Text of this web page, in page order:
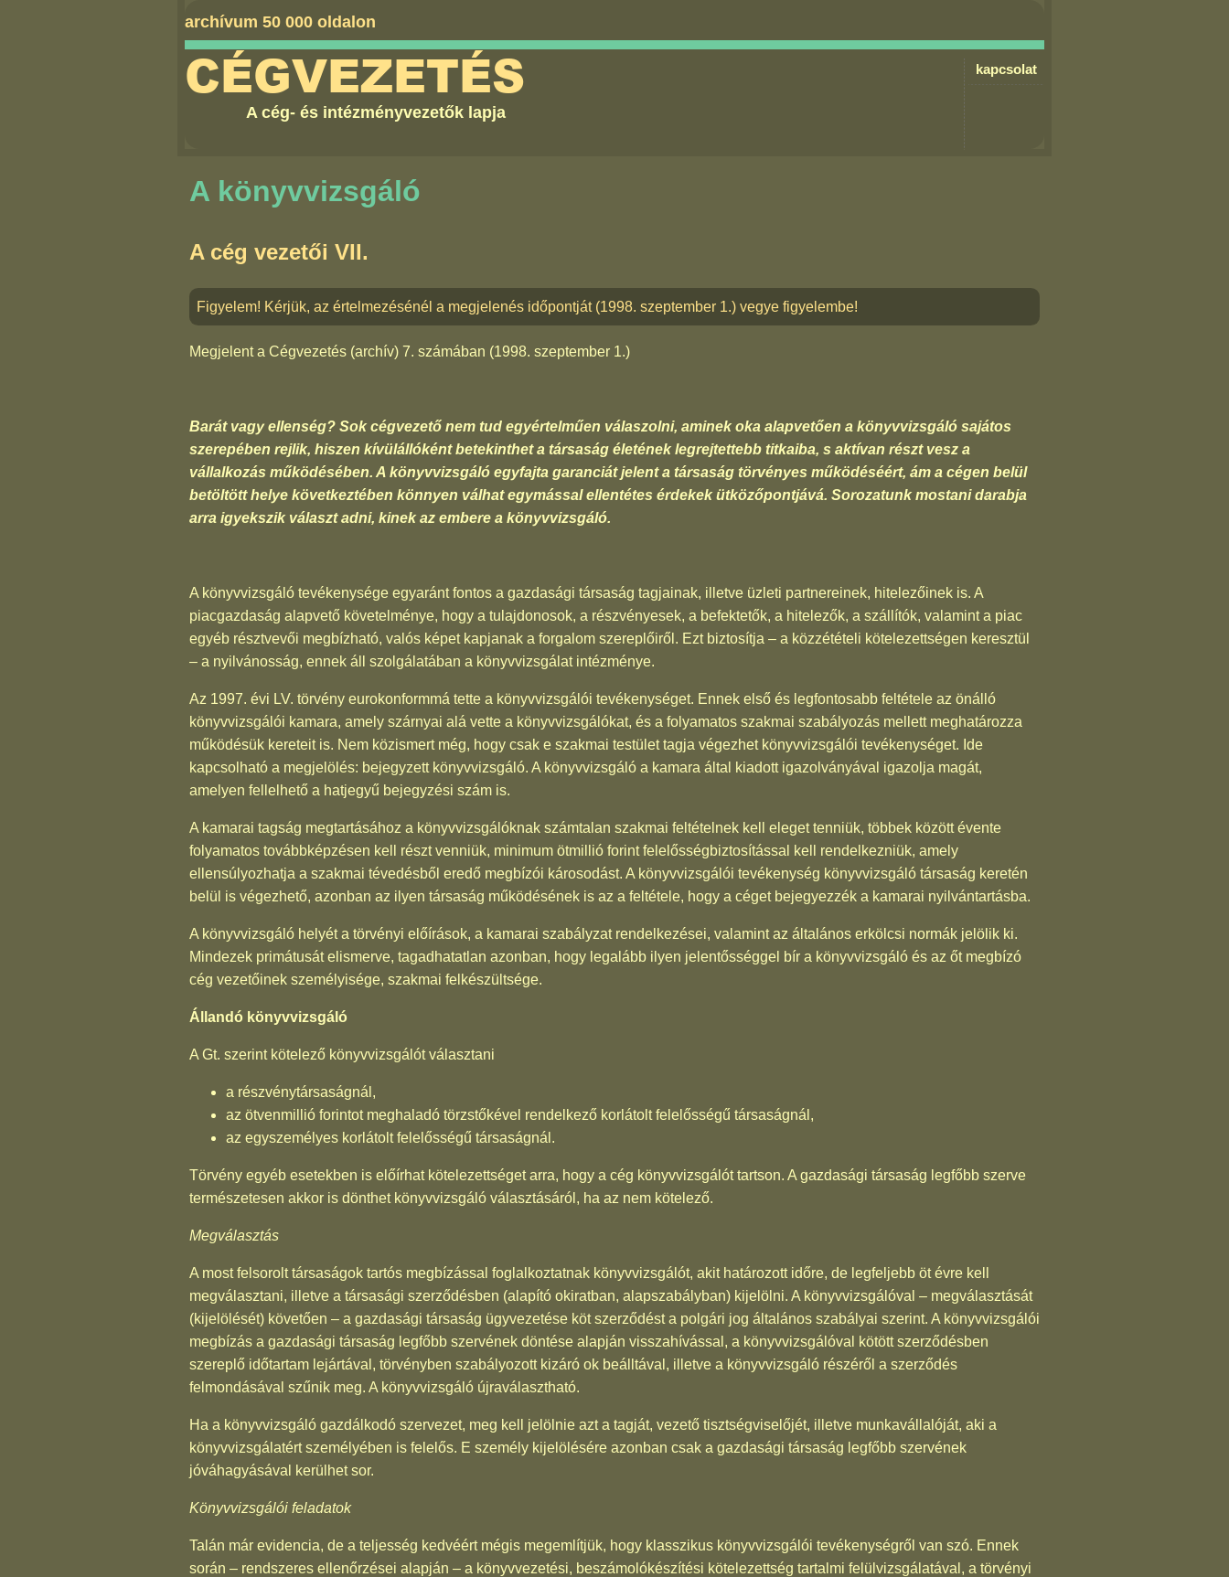
archívum 50 000 oldalon
kapcsolat
CÉGVEZETÉS
A cég- és intézményvezetők lapja
A könyvvizsgáló
A cég vezetői VII.
Figyelem! Kérjük, az értelmezésénél a megjelenés időpontját (1998. szeptember 1.) vegye figyelembe!
Megjelent a Cégvezetés (archív) 7. számában (1998. szeptember 1.)
Barát vagy ellenség? Sok cégvezető nem tud egyértelműen válaszolni, aminek oka alapvetően a könyvvizsgáló sajátos
szerepében rejlik, hiszen kívülállóként betekinthet a társaság életének legrejtettebb titkaiba, s aktívan részt vesz a
vállalkozás működésében. A könyvvizsgáló egyfajta garanciát jelent a társaság törvényes működéséért, ám a cégen belül
betöltött helye következtében könnyen válhat egymással ellentétes érdekek ütközőpontjává. Sorozatunk mostani darabja
arra igyekszik választ adni, kinek az embere a könyvvizsgáló.
A könyvvizsgáló tevékenysége egyaránt fontos a gazdasági társaság tagjainak, illetve üzleti partnereinek, hitelezőinek is. A
piacgazdaság alapvető követelménye, hogy a tulajdonosok, a részvényesek, a befektetők, a hitelezők, a szállítók, valamint a piac
egyéb résztvevői megbízható, valós képet kapjanak a forgalom szereplőiről. Ezt biztosítja – a közzétételi kötelezettségen keresztül
– a nyilvánosság, ennek áll szolgálatában a könyvvizsgálat intézménye.
Az 1997. évi LV. törvény eurokonformmá tette a könyvvizsgálói tevékenységet. Ennek első és legfontosabb feltétele az önálló
könyvvizsgálói kamara, amely szárnyai alá vette a könyvvizsgálókat, és a folyamatos szakmai szabályozás mellett meghatározza
működésük kereteit is. Nem közismert még, hogy csak e szakmai testület tagja végezhet könyvvizsgálói tevékenységet. Ide
kapcsolható a megjelölés: bejegyzett könyvvizsgáló. A könyvvizsgáló a kamara által kiadott igazolványával igazolja magát,
amelyen fellelhető a hatjegyű bejegyzési szám is.
A kamarai tagság megtartásához a könyvvizsgálóknak számtalan szakmai feltételnek kell eleget tenniük, többek között évente
folyamatos továbbképzésen kell részt venniük, minimum ötmillió forint felelősségbiztosítással kell rendelkezniük, amely
ellensúlyozhatja a szakmai tévedésből eredő megbízói károsodást. A könyvvizsgálói tevékenység könyvvizsgáló társaság keretén
belül is végezhető, azonban az ilyen társaság működésének is az a feltétele, hogy a céget bejegyezzék a kamarai nyilvántartásba.
A könyvvizsgáló helyét a törvényi előírások, a kamarai szabályzat rendelkezései, valamint az általános erkölcsi normák jelölik ki.
Mindezek primátusát elismerve, tagadhatatlan azonban, hogy legalább ilyen jelentősséggel bír a könyvvizsgáló és az őt megbízó
cég vezetőinek személyisége, szakmai felkészültsége.
Állandó könyvvizsgáló
A Gt. szerint kötelező könyvvizsgálót választani
a részvénytársaságnál,
az ötvenmillió forintot meghaladó törzstőkével rendelkező korlátolt felelősségű társaságnál,
az egyszemélyes korlátolt felelősségű társaságnál.
Törvény egyéb esetekben is előírhat kötelezettséget arra, hogy a cég könyvvizsgálót tartson. A gazdasági társaság legfőbb szerve
természetesen akkor is dönthet könyvvizsgáló választásáról, ha az nem kötelező.
Megválasztás
A most felsorolt társaságok tartós megbízással foglalkoztatnak könyvvizsgálót, akit határozott időre, de legfeljebb öt évre kell
megválasztani, illetve a társasági szerződésben (alapító okiratban, alapszabályban) kijelölni. A könyvvizsgálóval – megválasztását
(kijelölését) követően – a gazdasági társaság ügyvezetése köt szerződést a polgári jog általános szabályai szerint. A könyvvizsgálói
megbízás a gazdasági társaság legfőbb szervének döntése alapján visszahívással, a könyvvizsgálóval kötött szerződésben
szereplő időtartam lejártával, törvényben szabályozott kizáró ok beálltával, illetve a könyvvizsgáló részéről a szerződés
felmondásával szűnik meg. A könyvvizsgáló újraválasztható.
Ha a könyvvizsgáló gazdálkodó szervezet, meg kell jelölnie azt a tagját, vezető tisztségviselőjét, illetve munkavállalóját, aki a
könyvvizsgálatért személyében is felelős. E személy kijelölésére azonban csak a gazdasági társaság legfőbb szervének
jóváhagyásával kerülhet sor.
Könyvvizsgálói feladatok
Talán már evidencia, de a teljesség kedvéért mégis megemlítjük, hogy klasszikus könyvvizsgálói tevékenységről van szó. Ennek
során – rendszeres ellenőrzései alapján – a könyvvezetési, beszámolókészítési kötelezettség tartalmi felülvizsgálatával, a törvényi